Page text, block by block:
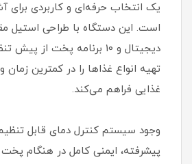
یک انتخاب حرفه‌ای و کاربردی برای
است. این دستگاه با طراحی استیل
دیجیتال و 10 برنامه پخت از
تهیه انواع غذاها را در کمترین
غذایی فراهم می‌کند.
وجود سیستم کنترل دمای قابل
پیشرفته، ایمنی کامل در هنگام